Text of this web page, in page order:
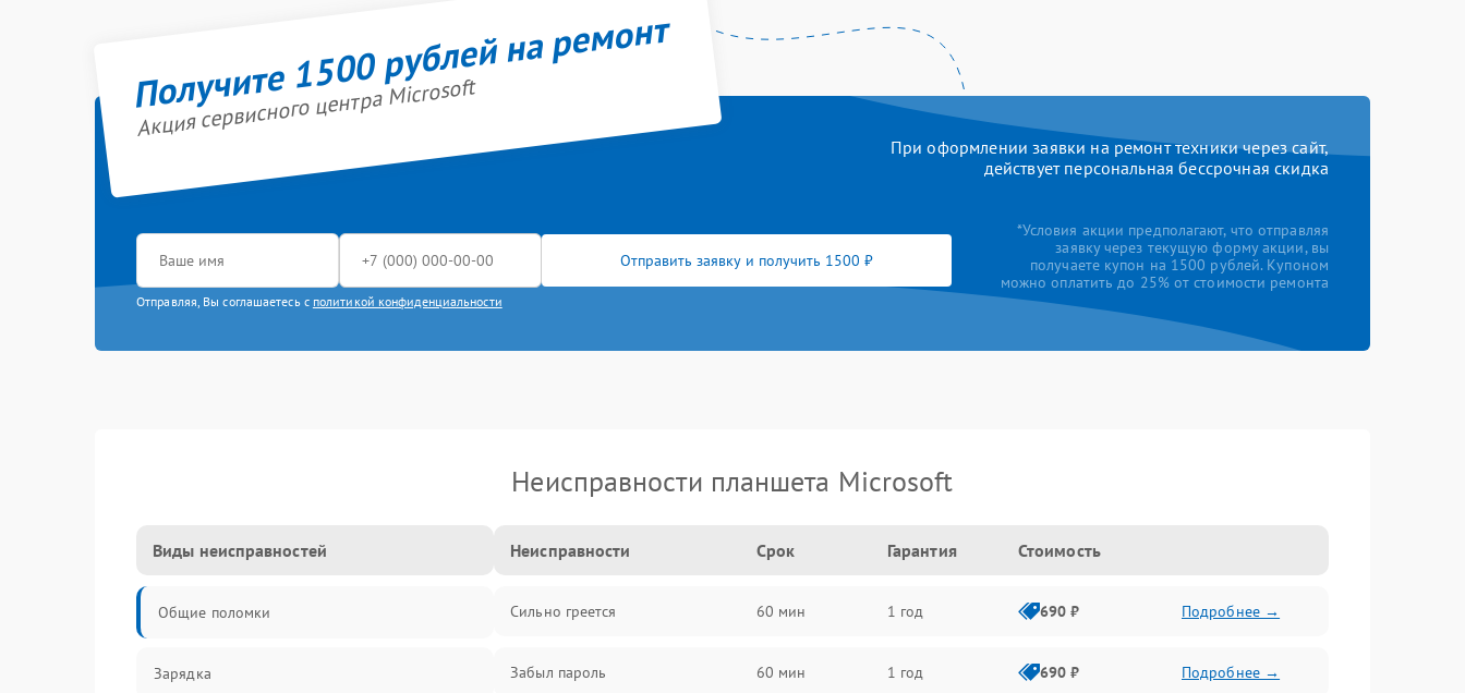
Получите 1500 рублей на ремонт
Акция сервисного центра Microsoft
При оформлении заявки на ремонт техники через сайт,
действует персональная бессрочная скидка
Отправить заявку и получить 1500 ₽
Отправляя, Вы соглашаетесь с политикой конфиденциальности
*Условия акции предполагают, что отправляя
заявку через текущую форму акции, вы
получаете купон на 1500 рублей. Купоном
можно оплатить до 25% от стоимости ремонта
Неисправности планшета Microsoft
Виды неисправностей
Общие поломки
Зарядка
Неисправности Срок Гарантия Стоимость
Сильно греется 60 мин 1 год 690 ₽ Подробнее →
Забыл пароль 60 мин 1 год 690 ₽ Подробнее →